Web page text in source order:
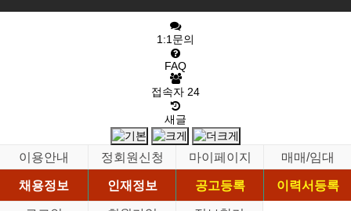
1:1문의
FAQ
접속자 24
새글
이용안내 정회원신청 마이페이지
매매/임대
채용정보
인재정보 공고등록
이력서등록